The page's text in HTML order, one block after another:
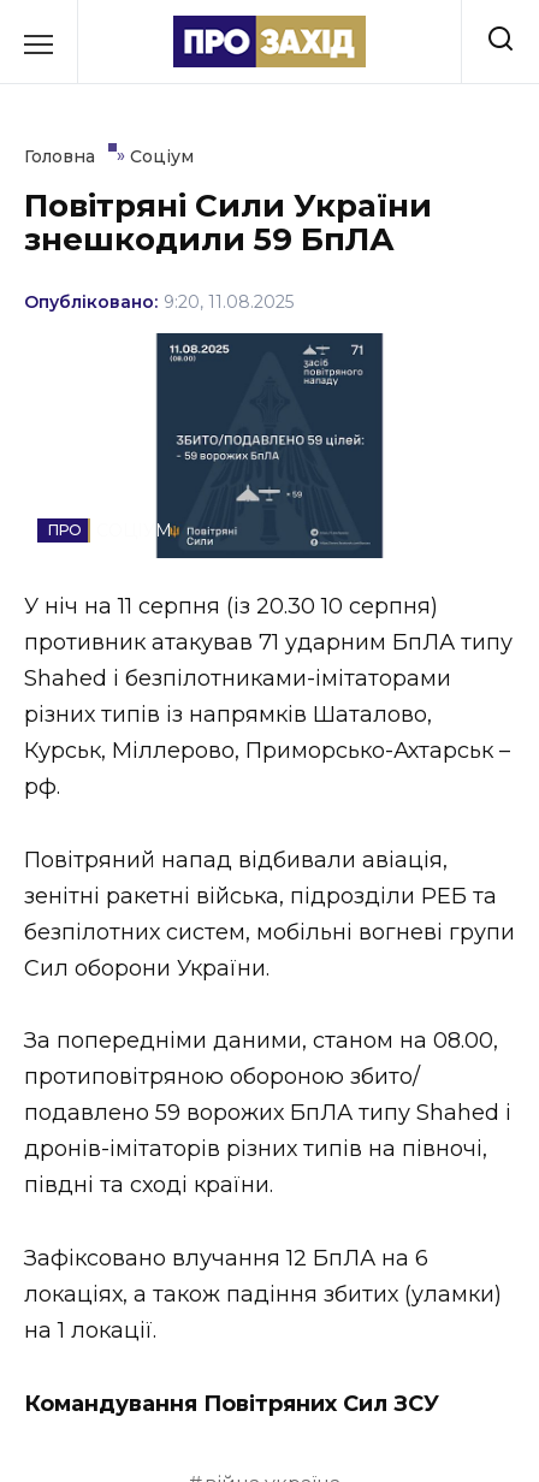
до
Культура
Освіта
Стиль життя
Втрачений Ужгород
Втрачений Ужгород (відеоверсія)
ЗАКАРПАТСЬКІ НОВИНИ
НОВИНИ ЗАХІДНОЇ УКРАЇНИ
ВІДЕО
Головна » Соціум
Повітряні Сили України
знешкодили 59 БпЛА
Опубліковано: 9:20, 11.08.2025
СОЦІУМ
У ніч на 11 серпня (із 20.30 10 серпня)
противник атакував 71 ударним БпЛА типу
Shahed і безпілотниками-імітаторами
різних типів із напрямків Шаталово,
Курськ, Міллерово, Приморсько-Ахтарськ –
рф.
Повітряний напад відбивали авіація,
зенітні ракетні війська, підрозділи РЕБ та
безпілотних систем, мобільні вогневі групи
Сил оборони України.
За попередніми даними, станом на 08.00,
протиповітряною обороною збито/
подавлено 59 ворожих БпЛА типу Shahed і
дронів-імітаторів різних типів на півночі,
півдні та сході країни.
Зафіксовано влучання 12 БпЛА на 6
локаціях, а також падіння збитих (уламки)
на 1 локації.
Командування Повітряних Сил ЗСУ